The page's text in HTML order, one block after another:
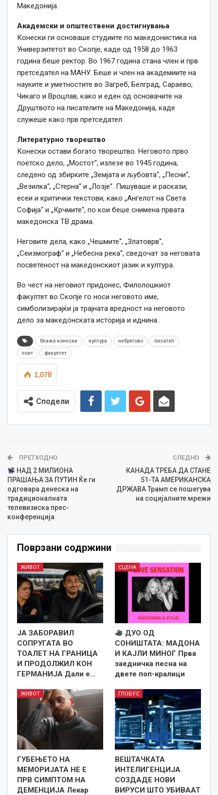
Македонија.
Академски и општествени достигнувања
Конески ги основаше студиите по македонистика на
Универзитетот во Скопје, каде од 1958 до 1963
година беше ректор. Во 1967 година стана член и прв
претседател на МАНУ. Беше и член на академиите на
науките и уметностите во Загреб, Белград, Сараево,
Чикаго и Вроцлав, како и еден од основачите на
Друштвото на писателите на Македонија, каде
служеше како прв претседател.
Литературно творештво
Конески остави богато творештво. Неговото прво
поетско дело, „Мостот“, излезе во 1945 година,
следено од збирките „Земјата и љубовта“, „Песни“,
„Везилка“, „Стерна“ и „Лозје“. Пишуваше и раскази,
есеи и критички текстови, како „Ангелот на Света
Софија“ и „Крчмите“, по кои беше снимена првата
македонска ТВ драма.
Неговите дела, како „Чешмите“, „Златоврв“,
„Сеизмограф“ и „Небесна река“, сведочат за неговата
посветеност на македонскиот јазик и култура.
Во чест на неговиот придонес, Филолошкиот
факултет во Скопје го носи неговото име,
симболизирајќи ја трајната вредност на неговото
дело за македонската историја и иднина.
блаже конески култура небрегово писател
поет факултет
1,078
Сподели
ПРЕТХОДНО
НАД 2 МИЛИОНА
ПРАШАЊА ЗА ПУТИН Ќе ги
одговара денеска на
традиционалната
телевизиска прес-
конференција
СЛЕДНО
КАНАДА ТРЕБА ДА СТАНЕ
51-ТА АМЕРИКАНСКА
ДРЖАВА Трамп се пошегува
на социјалните мрежи
Поврзани содржини
ЖИВОТ
ЈА ЗАБОРАВИЛ
СОПРУГАТА ВО
ТОАЛЕТ НА ГРАНИЦА
И ПРОДОЛЖИЛ КОН
ГЕРМАНИЈА Дали е…
СЦЕНА
ДУО ОД
СОНИШТАТА: МАДОНА
И КАЈЛИ МИНОГ Прва
заедничка песна на
двете поп-кралици
ЖИВОТ
ГУБЕЊЕТО НА
МЕМОРИЈАТА НЕ Е
ПРВ СИМПТОМ НА
ДЕМЕНЦИЈА Лекар
ГЛОБУС
ВЕШТАЧКАТА
ИНТЕЛИГЕНЦИЈА
СОЗДАДЕ НОВИ
ВИРУСИ ШТО УБИВААТ